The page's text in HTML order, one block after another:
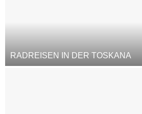
RADREISEN IN DER TOSKANA